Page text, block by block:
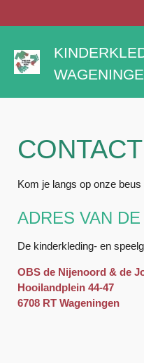
direct
de
hoofdinhoud
CONTACT
Kom je langs op onze
ADRES VAN
De kinderkleding- en
OBS de Nijenoord & de
Hooilandplein 44-47
6708 RT Wageningen